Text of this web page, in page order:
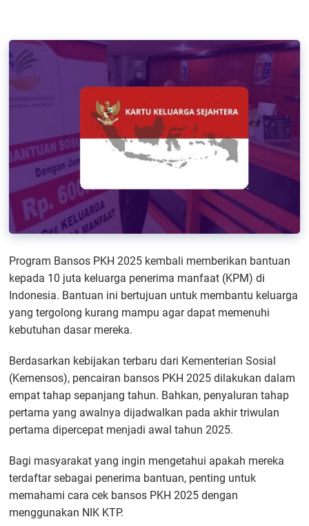
Program Bansos PKH 2025 kembali memberikan bantuan
kepada 10 juta keluarga penerima manfaat (KPM) di
Indonesia. Bantuan ini bertujuan untuk membantu keluarga
yang tergolong kurang mampu agar dapat memenuhi
kebutuhan dasar mereka.
Berdasarkan kebijakan terbaru dari Kementerian Sosial
(Kemensos), pencairan bansos PKH 2025 dilakukan dalam
empat tahap sepanjang tahun. Bahkan, penyaluran tahap
pertama yang awalnya dijadwalkan pada akhir triwulan
pertama dipercepat menjadi awal tahun 2025.
Bagi masyarakat yang ingin mengetahui apakah mereka
terdaftar sebagai penerima bantuan, penting untuk
memahami cara cek bansos PKH 2025 dengan
menggunakan NIK KTP.